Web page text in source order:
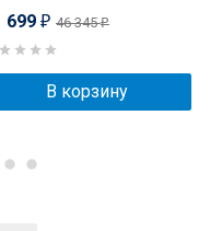
699 ₽ 46 345₽
В корзину